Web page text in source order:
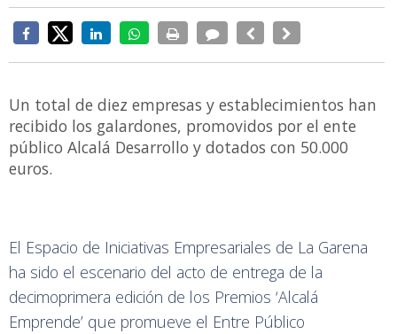
Un total de diez empresas y establecimientos han
recibido los galardones, promovidos por el ente
público Alcalá Desarrollo y dotados con 50.000
euros.
El Espacio de Iniciativas Empresariales de La Garena
ha sido el escenario del acto de entrega de la
decimoprimera edición de los Premios ‘Alcalá
Emprende’ que promueve el Entre Público